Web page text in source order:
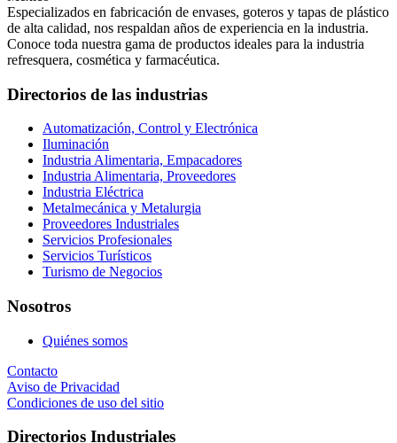
Especializados en fabricación de envases, goteros y tapas de plástico
de alta calidad, nos respaldan años de experiencia en la industria.
Conoce toda nuestra gama de productos ideales para la industria
refresquera, cosmética y farmacéutica.
Directorios de las industrias
Automatización, Control y Electrónica
Iluminación
Industria Alimentaria, Empacadores
Industria Alimentaria, Proveedores
Industria Eléctrica
Metalmecánica y Metalurgia
Proveedores Industriales
Servicios Profesionales
Servicios Turísticos
Turismo de Negocios
Nosotros
Quiénes somos
Contacto
Aviso de Privacidad
Condiciones de uso del sitio
Directorios Industriales